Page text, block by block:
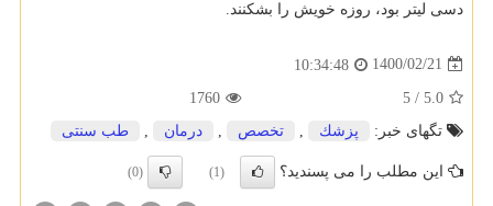
دسی لیتر بود، روزه خویش را بشکنند.
1400/02/21
10:34:48
5.0
/
5
1760
تگهای خبر:
پزشك تخصص درمان طب سنتی
این مطلب را می پسندید؟ (1)
(0)